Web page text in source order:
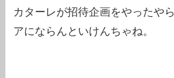
カターレが招待企画をやったや
アにならんといけんちゃね。